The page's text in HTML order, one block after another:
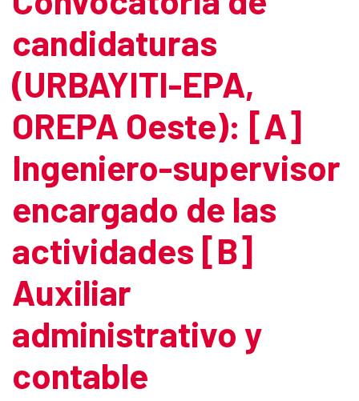
candidaturas
(URBAYITI-EPA,
OREPA Oeste): [A]
Ingeniero-supervisor
encargado de las
actividades [B]
Auxiliar
administrativo y
contable